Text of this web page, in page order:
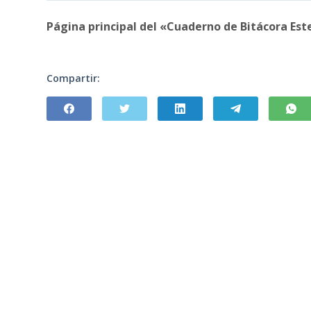
Página principal del «Cuaderno de Bitácora
Compartir: